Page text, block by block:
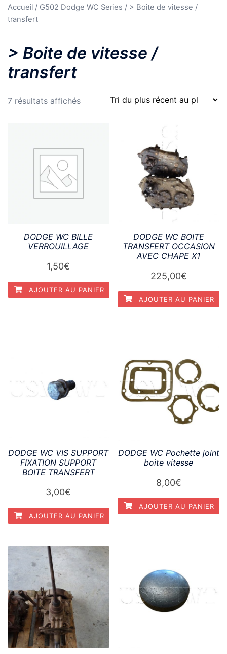
Accueil / G502 Dodge WC Series / > Boite de vitesse /
transfert
> Boite de vitesse /
transfert
7 résultats affichésTrié
DODGE WC BILLE
VERROUILLAGE
1,50€
AJOUTER AU PANIER
DODGE WC BOITE
TRANSFERT OCCASION
AVEC CHAPE X1
225,00€
AJOUTER AU PANIER
DODGE WC VIS SUPPORT
FIXATION SUPPORT
BOITE TRANSFERT
3,00€
AJOUTER AU PANIER
DODGE WC Pochette joint
boite vitesse
8,00€
AJOUTER AU PANIER